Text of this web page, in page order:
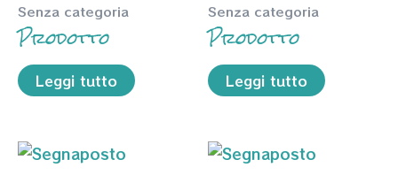
Senza categoria
Prodotto
Leggi tutto
Senza categoria
Prodotto
Leggi tutto